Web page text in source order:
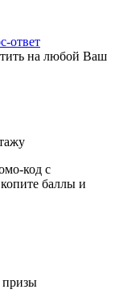
ответ
на любой Ваш
код с
баллы и
призы